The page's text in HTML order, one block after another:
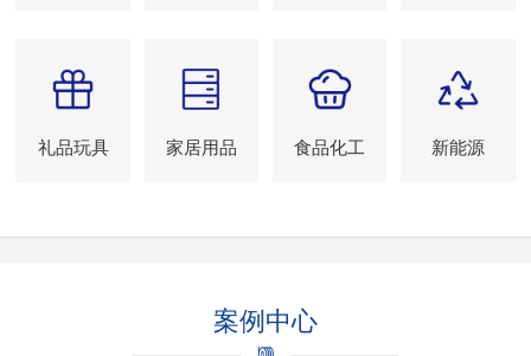
礼品玩具 家居用品 食品化工 新能源
案例中心